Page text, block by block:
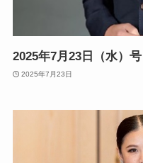
2025年7月23日（水）号
2025年7月23日